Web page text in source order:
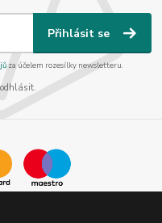
Přihlásit se
za účelem rozesílky newsletteru.